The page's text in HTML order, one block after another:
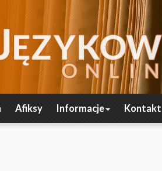
Afiksy Informacje Kontakt